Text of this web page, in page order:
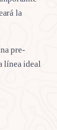
la
pre-
línea ideal